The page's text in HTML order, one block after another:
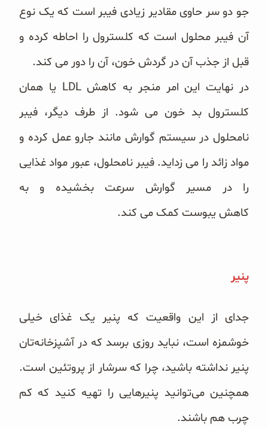
جو دو سر حاوی مقادیر زیادی فیبر است که یک نوع
آن فیبر محلول است که کلسترول را احاطه کرده و
قبل از جذب آن در گردش خون، آن را دور می کند.
در نهایت این امر منجر به کاهش LDL یا همان
کلسترول بد خون می شود. از طرف دیگر، فیبر
نامحلول در سیستم گوارش مانند جارو عمل کرده و
مواد زائد را می زداید. فیبر نامحلول، عبور مواد غذایی
را در مسیر گوارش سرعت بخشیده و به
کاهش یبوست کمک می کند.
پنیر
جدای از این واقعیت که پنیر یک غذای خیلی
خوشمزه است، نباید روزی برسد که در آشپزخانه‌تان
پنیر نداشته باشید، چرا که سرشار از پروتئین است.
همچنین می‌توانید پنیرهایی را تهیه کنید که کم
چرب هم باشند.